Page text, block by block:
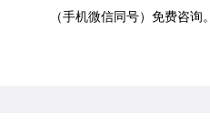
（手机微信同号）免费咨询。